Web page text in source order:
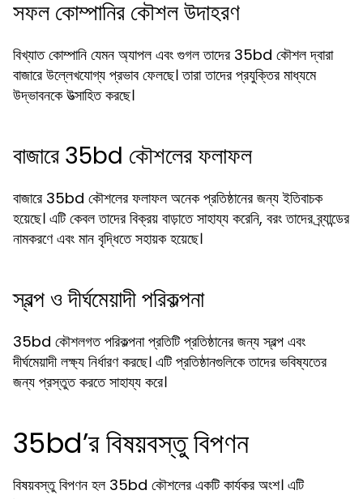
সফল কোম্পানির কৌশল উদাহরণ
বিখ্যাত কোম্পানি যেমন অ্যাপল এবং গুগল তাদের 35bd কৌশল দ্বারা
বাজারে উল্লেখযোগ্য প্রভাব ফেলছে। তারা তাদের প্রযুক্তির মাধ্যমে
উদ্ভাবনকে উত্সাহিত করছে।
বাজারে 35bd কৌশলের ফলাফল
বাজারে 35bd কৌশলের ফলাফল অনেক প্রতিষ্ঠানের জন্য ইতিবাচক
হয়েছে। এটি কেবল তাদের বিক্রয় বাড়াতে সাহায্য করেনি, বরং তাদের ব্র্যান্ডের
নামকরণে এবং মান বৃদ্ধিতে সহায়ক হয়েছে।
স্বল্প ও দীর্ঘমেয়াদী পরিকল্পনা
35bd কৌশলগত পরিকল্পনা প্রতিটি প্রতিষ্ঠানের জন্য স্বল্প এবং
দীর্ঘমেয়াদী লক্ষ্য নির্ধারণ করছে। এটি প্রতিষ্ঠানগুলিকে তাদের ভবিষ্যতের
জন্য প্রস্তুত করতে সাহায্য করে।
35bd’র বিষয়বস্তু বিপণন
বিষয়বস্তু বিপণন হল 35bd কৌশলের একটি কার্যকর অংশ। এটি